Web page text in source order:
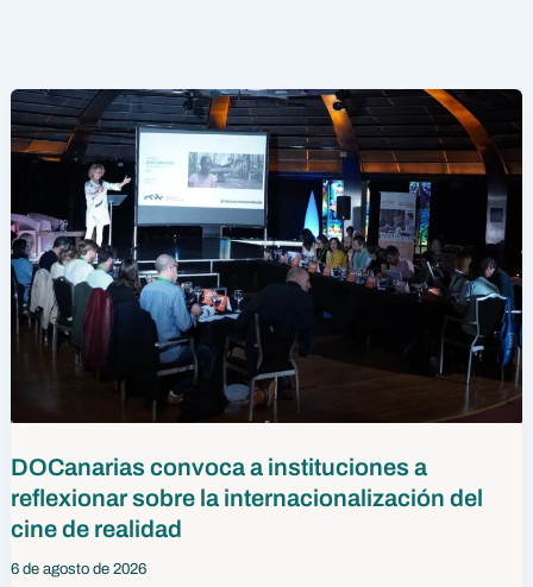
DOCanarias convoca a instituciones a
reflexionar sobre la internacionalización del
cine de realidad
6 de agosto de 2026